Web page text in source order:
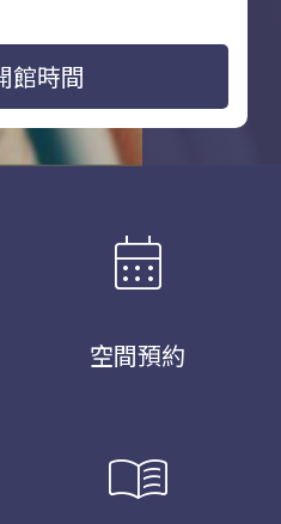
館時間
calendar_month
空間預約
menu_book